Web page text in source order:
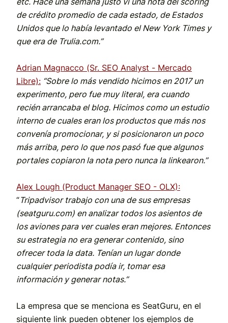
de crédito promedio de cada estado, de Estados
Unidos que lo había levantado el New York Times y
que era de Trulia.com.”
Adrian Magnacco (Sr. SEO Analyst - Mercado
Libre): “Sobre lo más vendido hicimos en 2017 un
experimento, pero fue muy literal, era cuando
recién arrancaba el blog. Hicimos como un estudio
interno de cuales eran los productos que más nos
convenía promocionar, y si posicionaron un poco
más arriba, pero lo que nos pasó fue que algunos
portales copiaron la nota pero nunca la linkearon.”
Alex Lough (Product Manager SEO - OLX):
“Tripadvisor trabajo con una de sus empresas
(seatguru.com) en analizar todos los asientos de
los aviones para ver cuales eran mejores. Entonces
su estrategia no era generar contenido, sino
ofrecer toda la data. Tenían un lugar donde
cualquier periodista podía ir, tomar esa
información y generar notas.”
La empresa que se menciona es SeatGuru, en el
siguiente link pueden obtener los ejemplos de